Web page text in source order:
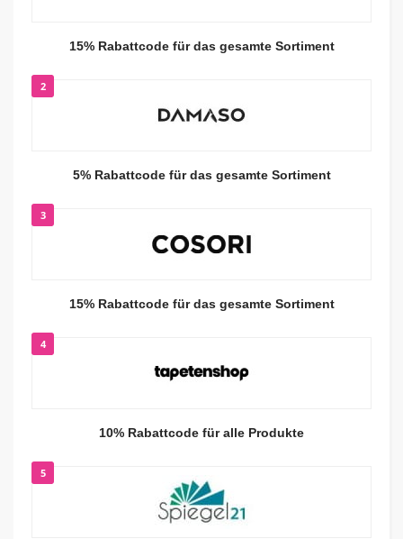
15% Rabattcode für das gesamte Sortiment
2
5% Rabattcode für das gesamte Sortiment
3
15% Rabattcode für das gesamte Sortiment
4
10% Rabattcode für alle Produkte
5